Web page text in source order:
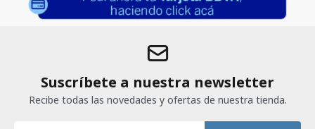
Suscríbete a nuestra newsletter
Recibe todas las novedades y ofertas de nuestra tienda.